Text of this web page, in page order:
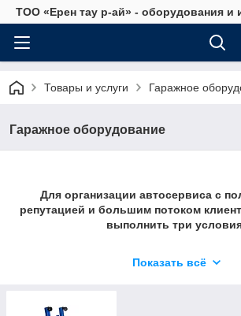
ТОО «Ерен тау р-ай» - оборудования и
Товары и услуги Гаражное
Гаражное оборудование
Для организации автосервиса с
репутацией и большим потоком
выполнить три
Показать всё